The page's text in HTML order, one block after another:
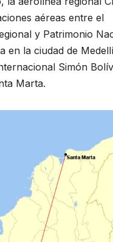
aéreas entre el
y Patrimonio
en la ciudad de
Simón
Marta.